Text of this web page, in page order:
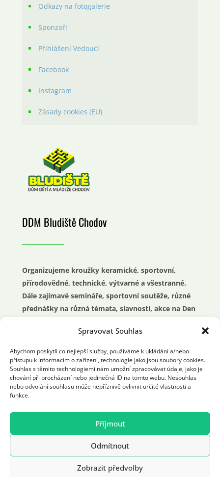
Spravovat Souhlas
Abychom poskytli co nejlepší služby, používáme k ukládání a/nebo
přístupu k informacím o zařízení, technologie jako jsou soubory cookies.
Souhlas s těmito technologiemi nám umožní zpracovávat údaje, jako je
chování při procházení nebo jedinečná ID na tomto webu. Nesouhlas
nebo odvolání souhlasu může nepříznivě ovlivnit určité vlastnosti a
funkce.
Příjmout
Odmítnout
Zobrazit předvolby
Odkazy na fotogalerie
Sponzoři
Přihlášení Vedoucí
Facebook
Instagram
Zásady cookies (EU)
DDM Bludiště Chodov
Organizujeme kroužky keramické, sportovní,
přírodovědné, technické, výtvarné a všestranné.
Dále zajímavé semináře, sportovní soutěže, různé
přednášky na různá témata, slavnosti, akce na Den
O prázdninách příměstské a pobytové tábory a
mnoho dalších činností pro celou rodinu a mládež.
Realizace: 2021 © ddmchodov.cz. All Rights
Reserved | Vyrobil:Designrepublic.cz